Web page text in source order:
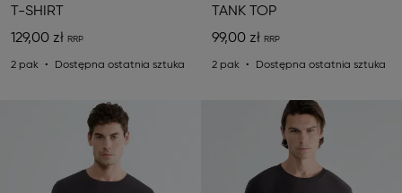
T-SHIRT
129,00 zł
2 pak Dostępna ostatnia sztuka
TANK TOP
99,00 zł
2 pak Dostępna ostatnia sztuka